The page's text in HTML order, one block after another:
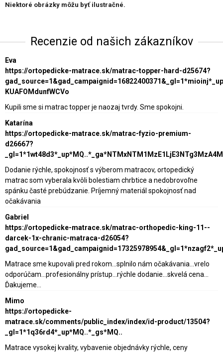
Niektoré obrázky môžu byť ilustračné.
Recenzie od našich zákazníkov
Eva
https://ortopedicke-matrace.sk/matrac-topper-hard-d25674?
KUAFOMdunfWCVo
Kupili sme si matrac topper je naozaj tvrdy. Sme spokojni.
Katarína
https://ortopedicke-matrace.sk/matrac-fyzio-premium-
d26667?
Dodanie rýchle, spokojnosť s výberom matracov, ortopedický
matrac som vyberala kvôli bolestiam chrbtice a nedobrovoľne
spánku časté prebúdzanie. Príjemný materiál spokojnosť nad
očakávania
Gabriel
https://ortopedicke-matrace.sk/matrac-orthopedic-king-11--
darcek-1x-chranic-matraca-d26054?
Matrace sme kupovali pred rokom...splnilo nám očakávania...vrelo
odporúčam...profesionálny prístup...rýchle dodanie...skvelá cena...
Ďakujeme...
Mimo
https://ortopedicke-
matrace.sk/comments/public_index/index/id-product/13504?
_gl=1*1q36rd4*_up*MQ..*_gs*MQ..
Matrace vysokej kvality, vybavenie objednávky rýchle, ceny